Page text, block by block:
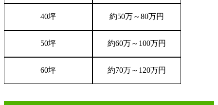
40坪 約50万～80万円
50坪 約60万～ 100万円
60坪 約70万～ 120万円